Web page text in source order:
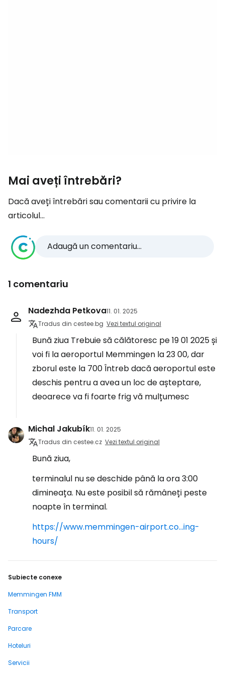
Mai aveți întrebări?
Dacă aveți întrebări sau comentarii cu privire la
articolul...
Adaugă un comentariu...
1 comentariu
Nadezhda Petkova11. 01. 2025
Tradus din cestee.bg Vezi textul original
Bună ziua Trebuie să călătoresc pe 19 01 2025 și
voi fi la aeroportul Memmingen la 23 00, dar
zborul este la 700 Întreb dacă aeroportul este
deschis pentru a avea un loc de așteptare,
deoarece va fi foarte frig vă mulțumesc
Michal Jakubík11. 01. 2025
Tradus din cestee.cz Vezi textul original
Bună ziua,
terminalul nu se deschide până la ora 3:00
dimineața. Nu este posibil să rămâneți peste
noapte în terminal.
https://www.memmingen-airport.co...ing-
hours/
Subiecte conexe
Memmingen FMM
Transport
Parcare
Hoteluri
Servicii